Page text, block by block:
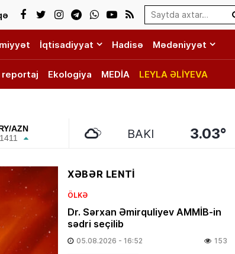
Search…
İqtisadiyyat Hadisə Mədəniyyət
reportaj Ekologiya MEDİA LEYLA ƏLİYEVA
AZN
BAKI 3.03°
XƏBƏR LENTİ
ÖLKƏ
Dr. Sərxan Əmirquliyev AMMİB-in
sədri seçilib
05.08.2026 - 16:52 153